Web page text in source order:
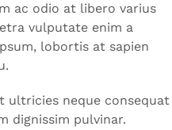
ac odio at libero varius
vulputate enim a
lobortis at sapien
ultricies neque consequat
dignissim pulvinar.